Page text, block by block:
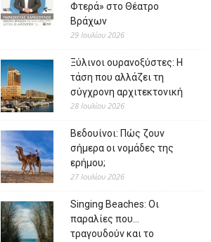
Φτερά» στο Θέατρο
Βράχων
29 Ιουλίου 2026
Ξύλινοι ουρανοξύστες: Η
τάση που αλλάζει τη
σύγχρονη αρχιτεκτονική
28 Ιουλίου 2026
Βεδουίνοι: Πώς ζουν
σήμερα οι νομάδες της
ερήμου;
27 Ιουλίου 2026
Singing Beaches: Οι
παραλίες που…
τραγουδούν και το